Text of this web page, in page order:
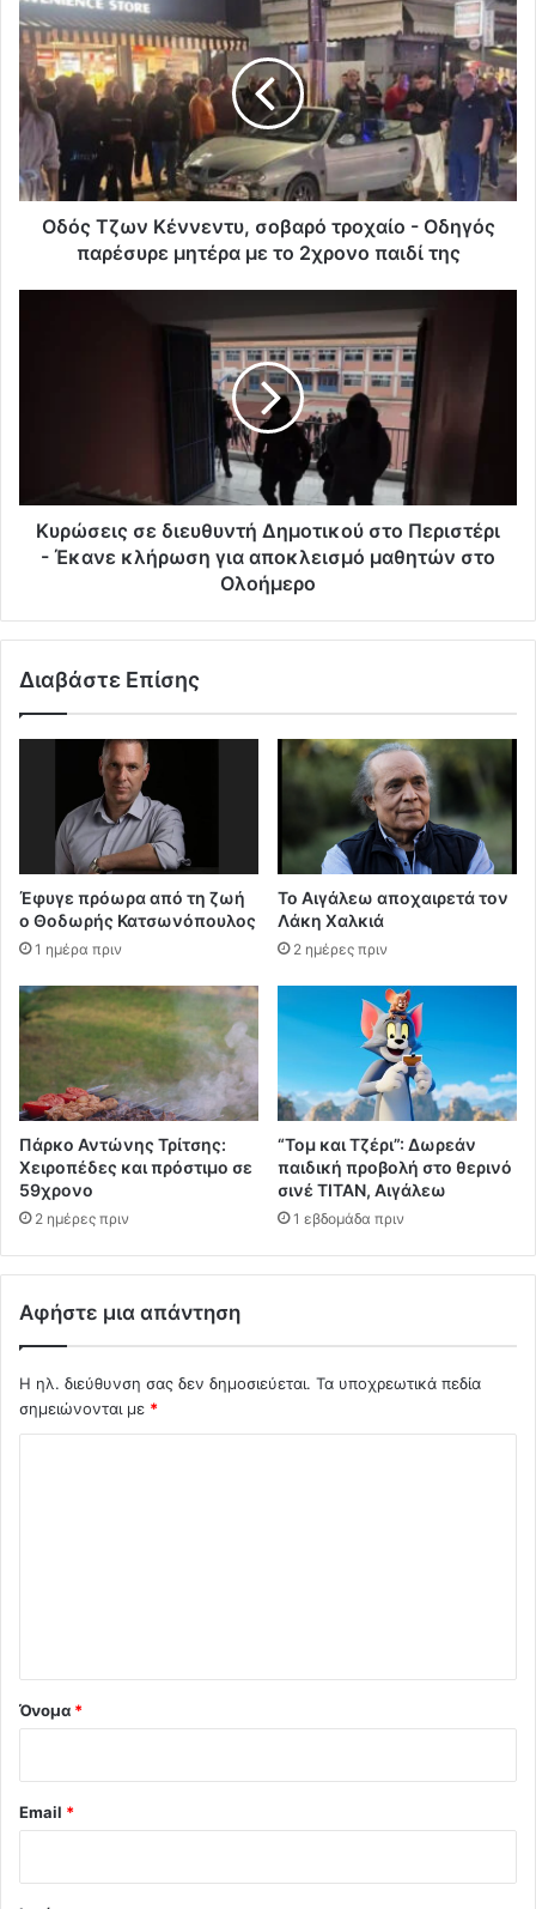
Οδός Τζων Κέννεντυ, σοβαρό τροχαίο - Οδηγός
παρέσυρε μητέρα με το 2χρονο παιδί της
Κυρώσεις σε διευθυντή Δημοτικού στο Περιστέρι
- Έκανε κλήρωση για αποκλεισμό μαθητών στο
Ολοήμερο
Διαβάστε Επίσης
Έφυγε πρόωρα από τη ζωή
ο Θοδωρής Κατσωνόπουλος
1 ημέρα πριν
Το Αιγάλεω αποχαιρετά τον
Λάκη Χαλκιά
2 ημέρες πριν
Πάρκο Αντώνης Τρίτσης:
Χειροπέδες και πρόστιμο σε
59χρονο
2 ημέρες πριν
“Τομ και Τζέρι”: Δωρεάν
παιδική προβολή στο θερινό
σινέ ΤΙΤΑΝ, Αιγάλεω
1 εβδομάδα πριν
Αφήστε μια απάντηση
Η ηλ. διεύθυνση σας δεν δημοσιεύεται. Τα υποχρεωτικά πεδία
σημειώνονται με *
Όνομα *
Email *